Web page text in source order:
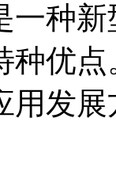
种新
种优
用发